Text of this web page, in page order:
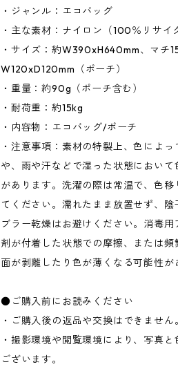
・ジャンル：エコバッグ
・主な素材：ナイロン（100％リサイ
・サイズ：約W390xH640mm、マチ
W120xD120mm（ポーチ）
・重量：約90g（ポーチ含む）
・耐荷重：約15kg
・内容物：エコバッグ/ポーチ
・注意事項：素材の特製上、色によ
や、雨や汗などで湿った状態におい
があります。洗濯の際は常温で、色移
てください。濡れたまま放置せず、
ブラー乾燥はお避けください。消毒
剤が付着した状態での摩擦、または
面が剥離したり色が薄くなる可能性が
●ご購入前にお読みください
・ご購入後の返品や交換はできません。
・撮影環境や閲覧環境により、写真
ございます。